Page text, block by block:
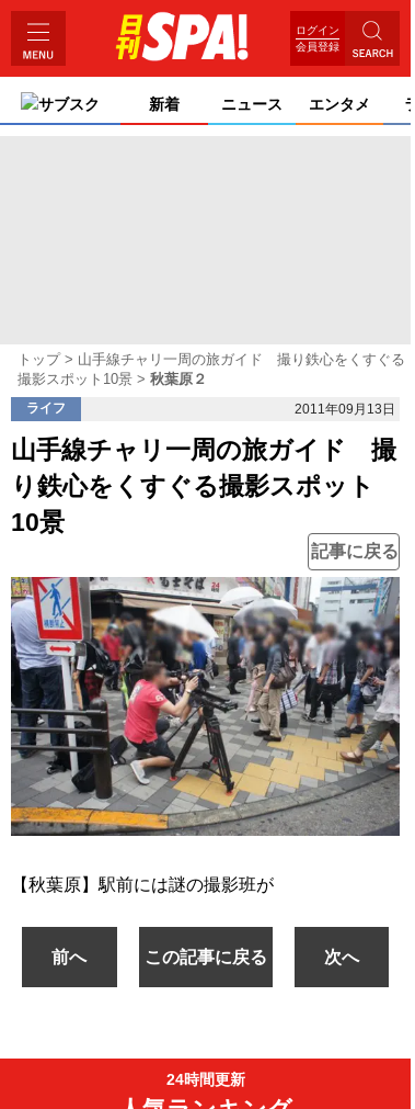
ログイン
会員登録
サブスク 新着 ニュース エンタメ
トップ
山手線チャリ一周の旅ガイド 撮り鉄心をくすぐる
撮影スポット10景
秋葉原２
ライフ 2011年09月13日
山手線チャリ一周の旅ガイド 撮
り鉄心をくすぐる撮影スポット
10景
記事に戻る
【秋葉原】駅前には謎の撮影班が
前へ この記事に戻る 次へ
24時間更新